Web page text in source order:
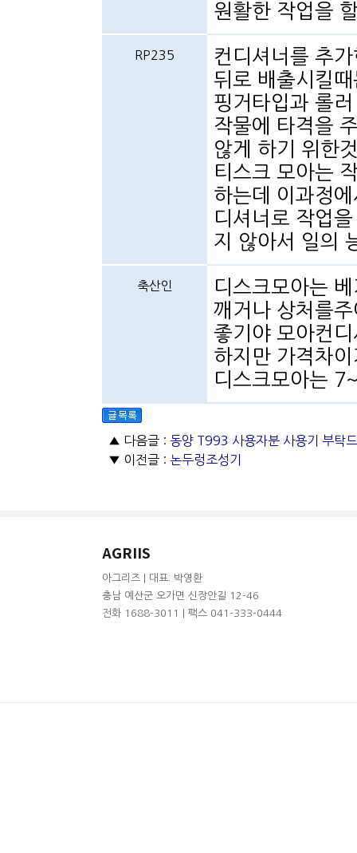
원활한 작업을
RP235
컨디셔너를 추
뒤로 배출시킬
핑거타입과 롤
작물에 타격을
않게 하기 위한
티스크 모아는
하는데 이과정
디셔너로 작업
지 않아서 일의
축산인
디스크모아는
깨거나 상처를
좋기야 모아컨
하지만 가격차
디스크모아는
▲ 다음글 : 동양 T993 사용자분 사용기 부탁
▼ 이전글 : 논두렁조성기
AGRIIS
아그리즈 | 대표: 박영환
충남 예산군 오가면 신장안길 12-46
전화 1688-3011 | 팩스 041-333-0444